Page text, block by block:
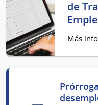
de
Más